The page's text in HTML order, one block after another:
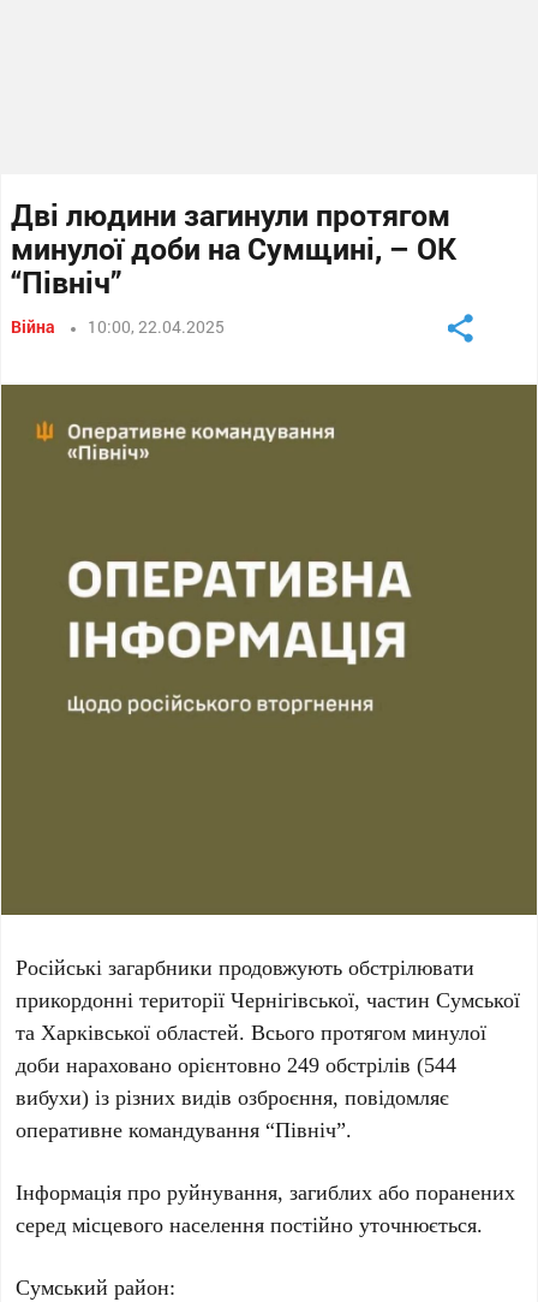
Дві людини загинули протягом
минулої доби на Сумщині, – ОК
“Північ”
Війна 10:00, 22.04.2025
Російські загарбники продовжують обстрілювати
прикордонні території Чернігівської, частин Сумської
та Харківської областей. Всього протягом минулої
доби нараховано орієнтовно 249 обстрілів (544
вибухи) із різних видів озброєння, повідомляє
оперативне командування “Північ”.
Інформація про руйнування, загиблих або поранених
серед місцевого населення постійно уточнюється.
Сумський район: